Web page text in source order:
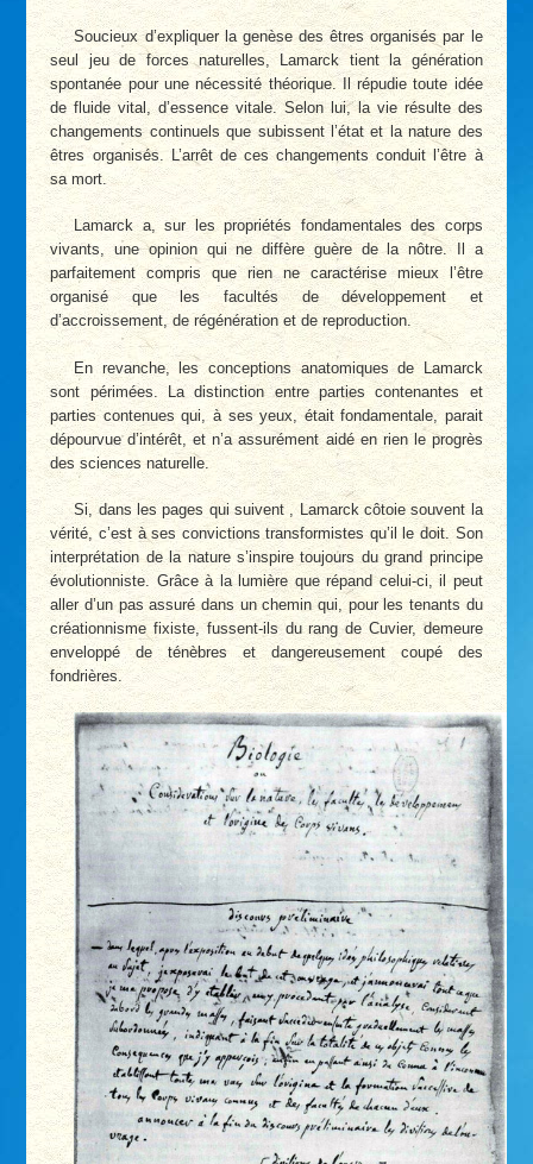
Soucieux d’expliquer la genèse des êtres organisés par le
seul jeu de forces naturelles, Lamarck tient la génération
spontanée pour une nécessité théorique. Il répudie toute idée
de fluide vital, d’essence vitale. Selon lui, la vie résulte des
changements continuels que subissent l’état et la nature des
êtres organisés. L’arrêt de ces changements conduit l’être à
sa mort.
Lamarck a, sur les propriétés fondamentales des corps
vivants, une opinion qui ne diffère guère de la nôtre. Il a
parfaitement compris que rien ne caractérise mieux l’être
organisé que les facultés de développement et
d’accroissement, de régénération et de reproduction.
En revanche, les conceptions anatomiques de Lamarck
sont périmées. La distinction entre parties contenantes et
parties contenues qui, à ses yeux, était fondamentale, parait
dépourvue d’intérêt, et n’a assurément aidé en rien le progrès
des sciences naturelle.
Si, dans les pages qui suivent , Lamarck côtoie souvent la
vérité, c’est à ses convictions transformistes qu’il le doit. Son
interprétation de la nature s’inspire toujours du grand principe
évolutionniste. Grâce à la lumière que répand celui-ci, il peut
aller d’un pas assuré dans un chemin qui, pour les tenants du
créationnisme fixiste, fussent-ils du rang de Cuvier, demeure
enveloppé de ténèbres et dangereusement coupé des
fondrières.